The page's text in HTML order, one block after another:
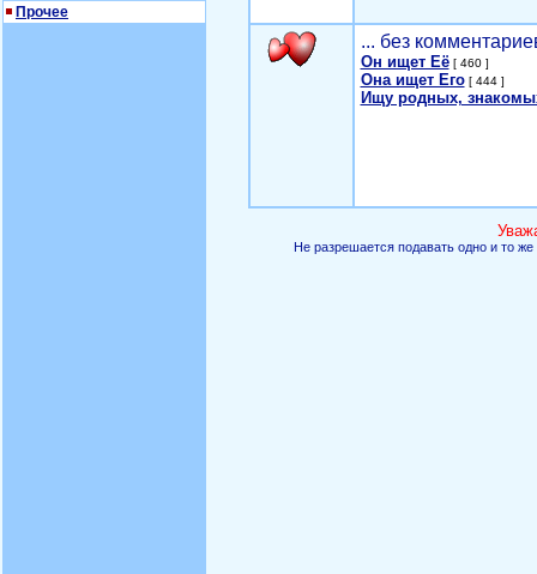
Прочее
... без
Он ищет Её[ 460 ]
Она ищет Его[ 444 ]
Ищу родных,
Не разрешается подавать одно и то